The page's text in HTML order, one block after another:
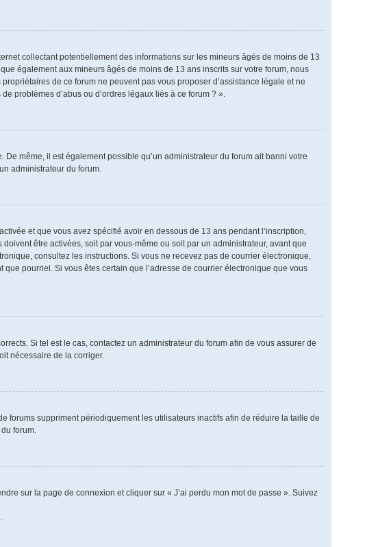
collectant potentiellement des informations sur les mineurs âgés de moins de 13
également aux mineurs âgés de moins de 13 ans inscrits sur votre forum, nous
de ce forum ne peuvent pas vous proposer d’assistance légale et ne
problèmes d’abus ou d’ordres légaux liés à ce forum ? ».
De même, il est également possible qu’un administrateur du forum ait banni votre
administrateur du forum.
et que vous avez spécifié avoir en dessous de 13 ans pendant l’inscription,
être activées, soit par vous-même ou soit par un administrateur, avant que
consultez les instructions. Si vous ne recevez pas de courrier électronique,
pourriel. Si vous êtes certain que l’adresse de courrier électronique que vous
Si tel est le cas, contactez un administrateur du forum afin de vous assurer de
nécessaire de la corriger.
forums suppriment périodiquement les utilisateurs inactifs afin de réduire la taille de
forum.
sur la page de connexion et cliquer sur « J’ai perdu mon mot de passe ». Suivez